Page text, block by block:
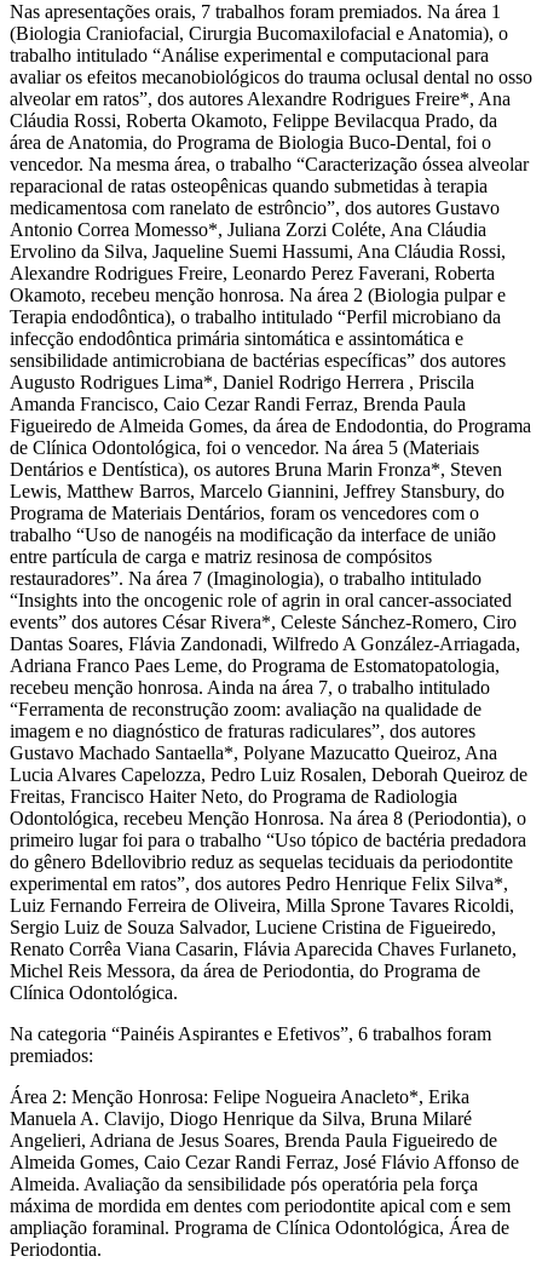
Nas apresentações orais, 7 trabalhos foram premiados. Na área 1
(Biologia Craniofacial, Cirurgia Bucomaxilofacial e Anatomia), o
trabalho intitulado “Análise experimental e computacional para
avaliar os efeitos mecanobiológicos do trauma oclusal dental no osso
alveolar em ratos”, dos autores Alexandre Rodrigues Freire*, Ana
Cláudia Rossi, Roberta Okamoto, Felippe Bevilacqua Prado, da
área de Anatomia, do Programa de Biologia Buco-Dental, foi o
vencedor. Na mesma área, o trabalho “Caracterização óssea alveolar
reparacional de ratas osteopênicas quando submetidas à terapia
medicamentosa com ranelato de estrôncio”, dos autores Gustavo
Antonio Correa Momesso*, Juliana Zorzi Coléte, Ana Cláudia
Ervolino da Silva, Jaqueline Suemi Hassumi, Ana Cláudia Rossi,
Alexandre Rodrigues Freire, Leonardo Perez Faverani, Roberta
Okamoto, recebeu menção honrosa. Na área 2 (Biologia pulpar e
Terapia endodôntica), o trabalho intitulado “Perfil microbiano da
infecção endodôntica primária sintomática e assintomática e
sensibilidade antimicrobiana de bactérias específicas” dos autores
Augusto Rodrigues Lima*, Daniel Rodrigo Herrera , Priscila
Amanda Francisco, Caio Cezar Randi Ferraz, Brenda Paula
Figueiredo de Almeida Gomes, da área de Endodontia, do Programa
de Clínica Odontológica, foi o vencedor. Na área 5 (Materiais
Dentários e Dentística), os autores Bruna Marin Fronza*, Steven
Lewis, Matthew Barros, Marcelo Giannini, Jeffrey Stansbury, do
Programa de Materiais Dentários, foram os vencedores com o
trabalho “Uso de nanogéis na modificação da interface de união
entre partícula de carga e matriz resinosa de compósitos
restauradores”. Na área 7 (Imaginologia), o trabalho intitulado
“Insights into the oncogenic role of agrin in oral cancer-associated
events” dos autores César Rivera*, Celeste Sánchez-Romero, Ciro
Dantas Soares, Flávia Zandonadi, Wilfredo A González-Arriagada,
Adriana Franco Paes Leme, do Programa de Estomatopatologia,
recebeu menção honrosa. Ainda na área 7, o trabalho intitulado
“Ferramenta de reconstrução zoom: avaliação na qualidade de
imagem e no diagnóstico de fraturas radiculares”, dos autores
Gustavo Machado Santaella*, Polyane Mazucatto Queiroz, Ana
Lucia Alvares Capelozza, Pedro Luiz Rosalen, Deborah Queiroz de
Freitas, Francisco Haiter Neto, do Programa de Radiologia
Odontológica, recebeu Menção Honrosa. Na área 8 (Periodontia), o
primeiro lugar foi para o trabalho “Uso tópico de bactéria predadora
do gênero Bdellovibrio reduz as sequelas teciduais da periodontite
experimental em ratos”, dos autores Pedro Henrique Felix Silva*,
Luiz Fernando Ferreira de Oliveira, Milla Sprone Tavares Ricoldi,
Sergio Luiz de Souza Salvador, Luciene Cristina de Figueiredo,
Renato Corrêa Viana Casarin, Flávia Aparecida Chaves Furlaneto,
Michel Reis Messora, da área de Periodontia, do Programa de
Clínica Odontológica.
Na categoria “Painéis Aspirantes e Efetivos”, 6 trabalhos foram
premiados:
Área 2: Menção Honrosa: Felipe Nogueira Anacleto*, Erika
Manuela A. Clavijo, Diogo Henrique da Silva, Bruna Milaré
Angelieri, Adriana de Jesus Soares, Brenda Paula Figueiredo de
Almeida Gomes, Caio Cezar Randi Ferraz, José Flávio Affonso de
Almeida. Avaliação da sensibilidade pós operatória pela força
máxima de mordida em dentes com periodontite apical com e sem
ampliação foraminal. Programa de Clínica Odontológica, Área de
Periodontia.